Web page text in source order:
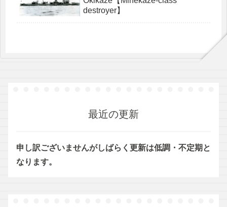
destroyer】
最近の更新
申し訳ございませんがしばらく更新は低調・不定期と
なります。